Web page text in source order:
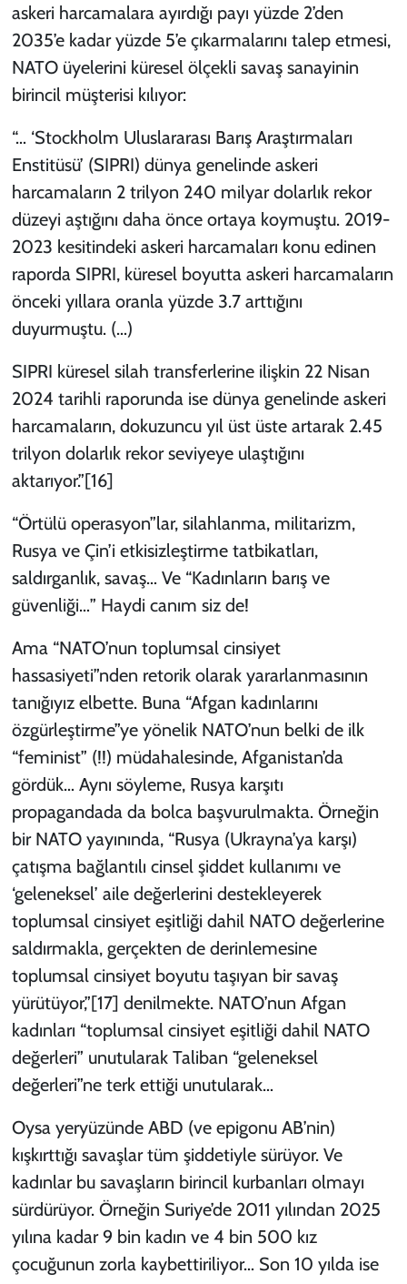
askeri harcamalara ayırdığı payı yüzde 2’den
2035’e kadar yüzde 5’e çıkarmalarını talep etmesi,
NATO üyelerini küresel ölçekli savaş sanayinin
birincil müşterisi kılıyor:
“… ‘Stockholm Uluslararası Barış Araştırmaları
Enstitüsü’ (SIPRI) dünya genelinde askeri
harcamaların 2 trilyon 240 milyar dolarlık rekor
düzeyi aştığını daha önce ortaya koymuştu. 2019-
2023 kesitindeki askeri harcamaları konu edinen
raporda SIPRI, küresel boyutta askeri harcamaların
önceki yıllara oranla yüzde 3.7 arttığını
duyurmuştu. (…)
SIPRI küresel silah transferlerine ilişkin 22 Nisan
2024 tarihli raporunda ise dünya genelinde askeri
harcamaların, dokuzuncu yıl üst üste artarak 2.45
trilyon dolarlık rekor seviyeye ulaştığını
aktarıyor.”[16]
“Örtülü operasyon”lar, silahlanma, militarizm,
Rusya ve Çin’i etkisizleştirme tatbikatları,
saldırganlık, savaş… Ve “Kadınların barış ve
güvenliği…” Haydi canım siz de!
Ama “NATO’nun toplumsal cinsiyet
hassasiyeti”nden retorik olarak yararlanmasının
tanığıyız elbette. Buna “Afgan kadınlarını
özgürleştirme”ye yönelik NATO’nun belki de ilk
“feminist” (!!) müdahalesinde, Afganistan’da
gördük… Aynı söyleme, Rusya karşıtı
propagandada da bolca başvurulmakta. Örneğin
bir NATO yayınında, “Rusya (Ukrayna’ya karşı)
çatışma bağlantılı cinsel şiddet kullanımı ve
‘geleneksel’ aile değerlerini destekleyerek
toplumsal cinsiyet eşitliği dahil NATO değerlerine
saldırmakla, gerçekten de derinlemesine
toplumsal cinsiyet boyutu taşıyan bir savaş
yürütüyor,”[17] denilmekte. NATO’nun Afgan
kadınları “toplumsal cinsiyet eşitliği dahil NATO
değerleri” unutularak Taliban “geleneksel
değerleri”ne terk ettiği unutularak…
Oysa yeryüzünde ABD (ve epigonu AB’nin)
kışkırttığı savaşlar tüm şiddetiyle sürüyor. Ve
kadınlar bu savaşların birincil kurbanları olmayı
sürdürüyor. Örneğin Suriye’de 2011 yılından 2025
yılına kadar 9 bin kadın ve 4 bin 500 kız
çocuğunun zorla kaybettiriliyor… Son 10 yılda ise